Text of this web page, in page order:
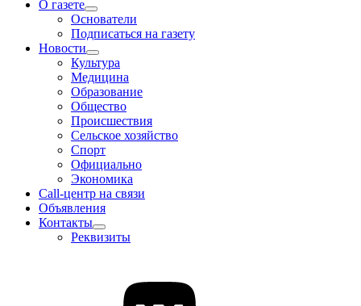
О газете
Основатели
Подписаться на газету
Новости
Культура
Медицина
Образование
Общество
Происшествия
Сельское хозяйство
Спорт
Официально
Экономика
Call-центр на связи
Объявления
Контакты
Реквизиты